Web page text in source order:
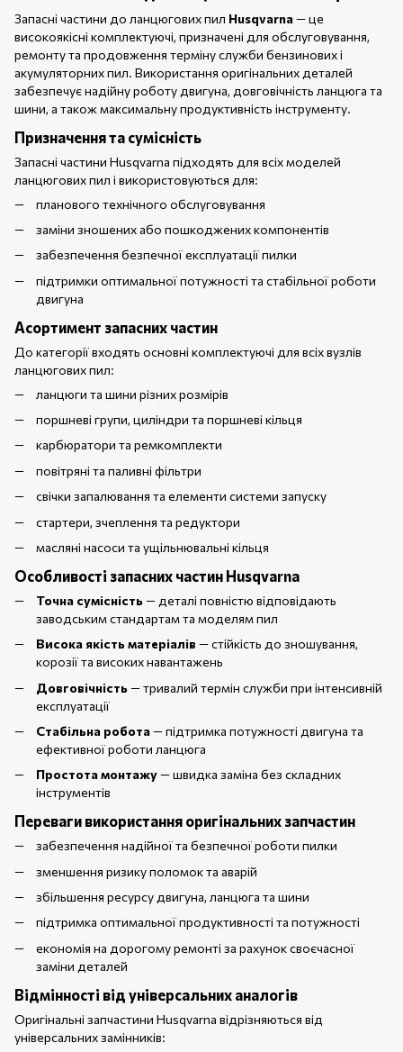
Запасні частини до ланцюгових пил Husqvarna— це
високоякісні комплектуючі, призначені для обслуговування,
ремонту та продовження терміну служби бензинових і
акумуляторних пил. Використання оригінальних деталей
забезпечує надійну роботу двигуна, довговічність ланцюга та
шини, а також максимальну продуктивність інструменту.
Призначення та сумісність
Запасні частини Husqvarna підходять для всіх моделей
ланцюгових пил і використовуються для:
планового технічного обслуговування
заміни зношених або пошкоджених компонентів
забезпечення безпечної експлуатації пилки
підтримки оптимальної потужності та стабільної роботи
двигуна
Асортимент запасних частин
До категорії входять основні комплектуючі для всіх вузлів
ланцюгових пил:
ланцюги та шини різних розмірів
поршневі групи, циліндри та поршневі кільця
карбюратори та ремкомплекти
повітряні та паливні фільтри
свічки запалювання та елементи системи запуску
стартери, зчеплення та редуктори
масляні насоси та ущільнювальні кільця
Особливості запасних частин Husqvarna
Точна сумісність— деталі повністю відповідають
заводським стандартам та моделям пил
Висока якість матеріалів — стійкість до зношування,
корозії та високих навантажень
Довговічність— тривалий термін служби при інтенсивній
експлуатації
Стабільна робота— підтримка потужності двигуна та
ефективної роботи ланцюга
Простота монтажу— швидка заміна без складних
інструментів
Переваги використання оригінальних запчастин
забезпечення надійної та безпечної роботи пилки
зменшення ризику поломок та аварій
збільшення ресурсу двигуна, ланцюга та шини
підтримка оптимальної продуктивності та потужності
економія на дорогому ремонті за рахунок своєчасної
заміни деталей
Відмінності від універсальних аналогів
Оригінальні запчастини Husqvarna відрізняються від
універсальних замінників: